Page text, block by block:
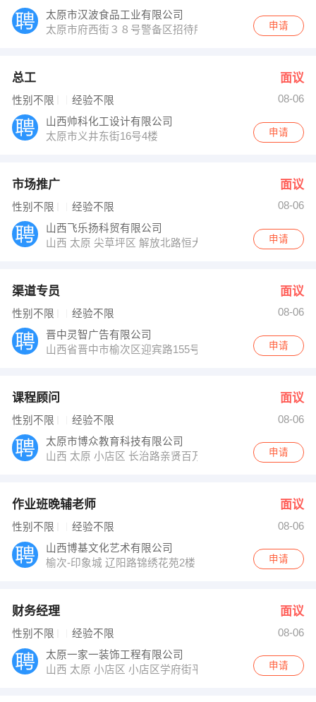
太原市汉波食品工业有限公司
太原市府西街３８号警备区招待所二层人力资源部
申请
总工 面议
性别不限 经验不限
08-06
山西帅科化工设计有限公司
太原市义井东街16号4楼
申请
市场推广 面议
性别不限 经验不限
08-06
山西飞乐扬科贸有限公司
山西 太原 尖草坪区 解放北路恒大名都2-1-2702室申请
渠道专员 面议
性别不限 经验不限
08-06
晋中灵智广告有限公司
山西省晋中市榆次区迎宾路155号
申请
课程顾问 面议
性别不限 经验不限
08-06
太原市博众教育科技有限公司
山西 太原 小店区 长治路亲贤百万庄园东区12排5号
申请
作业班晚辅老师 面议
性别不限 经验不限
08-06
山西博基文化艺术有限公司
榆次-印象城 辽阳路锦绣花苑2楼
申请
财务经理 面议
性别不限 经验不限
08-06
太原一家一装饰工程有限公司
山西 太原 小店区 小店区学府街平阳路426号
申请